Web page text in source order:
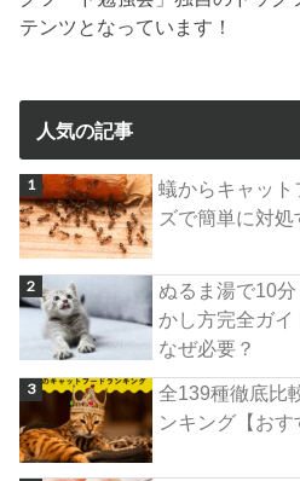
テンツとなっています！
人気の記事
蟻からキャット
ズで簡単に対
ぬるま湯で10
かし方完全ガイ
なぜ必要？
全139種徹底比
ンキング【おす